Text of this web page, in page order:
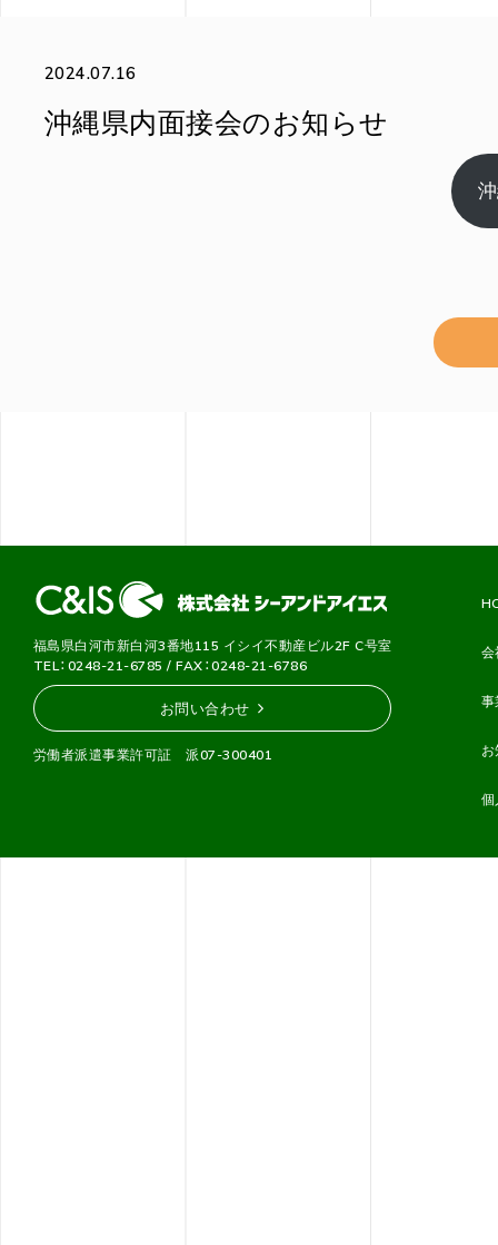
2024.07.16
沖縄県内面接会のお知らせ
福島県白河市新白河3番地115 イシイ不動産ビル2F C号室
TEL：0248-21-6785 / FAX：0248-21-6786
お問い合わせ
労働者派遣事業許可証 派07-300401
会
事
個